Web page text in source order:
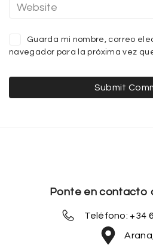
Guarda mi nombre, correo
navegador para la próxima vez
Ponte en contacto
Teléfono: +34